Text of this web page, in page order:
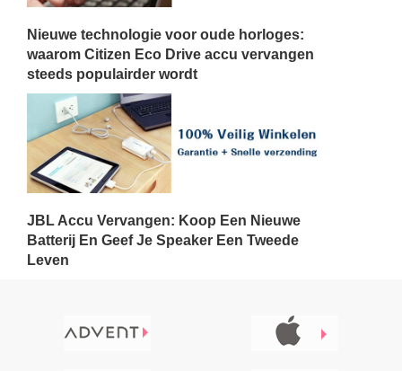
Nieuwe technologie voor oude horloges:
waarom Citizen Eco Drive accu vervangen
steeds populairder wordt
JBL Accu Vervangen: Koop Een Nieuwe
Batterij En Geef Je Speaker Een Tweede
Leven